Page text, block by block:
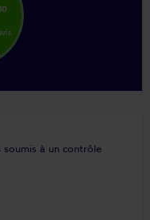
à un contrôle